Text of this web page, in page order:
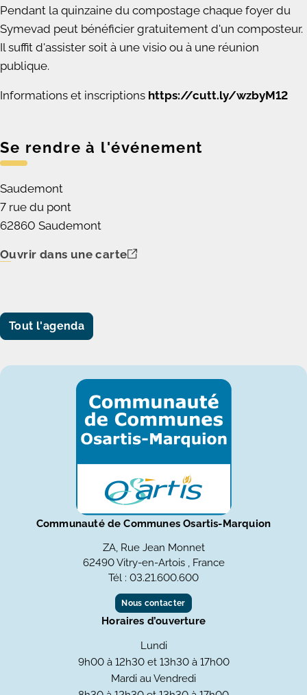
Pendant la quinzaine du compostage chaque foyer du
Symevad peut bénéficier gratuitement d'un composteur.
Il suffit d'assister soit à une visio ou à une réunion
publique.
Informations et inscriptions https://cutt.ly/wzbyM12
Se rendre à l'événement
Saudemont
7 rue du pont
62860 Saudemont
Ouvrir dans une carte
Tout l'agenda
Communauté de Communes Osartis-Marquion
ZA, Rue Jean Monnet
62490 Vitry-en-Artois , France
Tél : 03.21.600.600
Nous contacter
Horaires d’ouverture
Lundi
9h00 à 12h30 et 13h30 à 17h00
Mardi au Vendredi